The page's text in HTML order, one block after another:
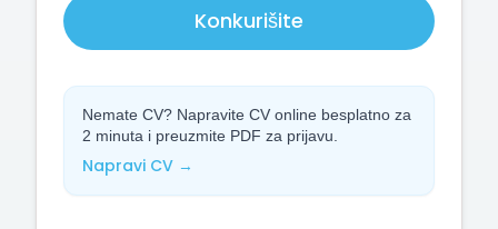
Konkurišite
Nemate CV? Napravite CV online besplatno za
2 minuta i preuzmite PDF za prijavu.
Napravi CV →